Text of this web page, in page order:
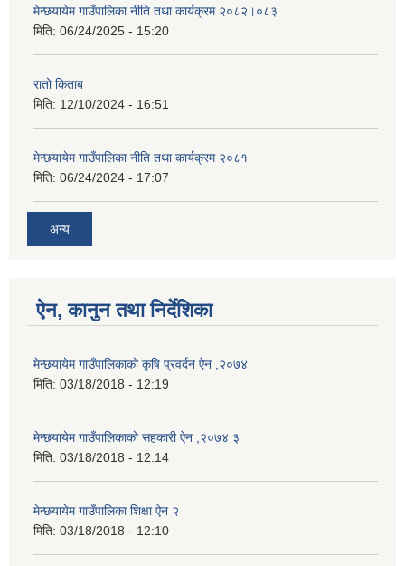
मेन्छयायेम गाउँपालिका नीति तथा कार्यक्रम २०८२।०८३
मिति: 06/24/2025 - 15:20
रातो किताब
मिति: 12/10/2024 - 16:51
मेन्छयायेम गाउँपालिका नीति तथा कार्यक्रम २०८१
मिति: 06/24/2024 - 17:07
अन्य
ऐन, कानुन तथा निर्देशिका
मेन्छयायेम गाउँपालिकाको कृषि प्रवर्दन ऐन ,२०७४
मिति: 03/18/2018 - 12:19
मेन्छयायेम गाउँपालिकाको सहकारी ऐन ,२०७४ ३
मिति: 03/18/2018 - 12:14
मेन्छयायेम गाउँपालिका शिक्षा ऐन २
मिति: 03/18/2018 - 12:10